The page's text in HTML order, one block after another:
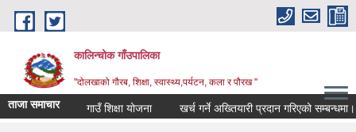
Skip to main content
कालिन्चोक गाँउपालिका
"दोलखाको गौरब, शिक्षा, स्वास्थ्य,पर्यटन, कला र पौरख "
ताजा समाचार गाउँ शिक्षा योजना खर्च गर्ने अख्तियारी प्रदान गरिएको सम्बन्धमा।